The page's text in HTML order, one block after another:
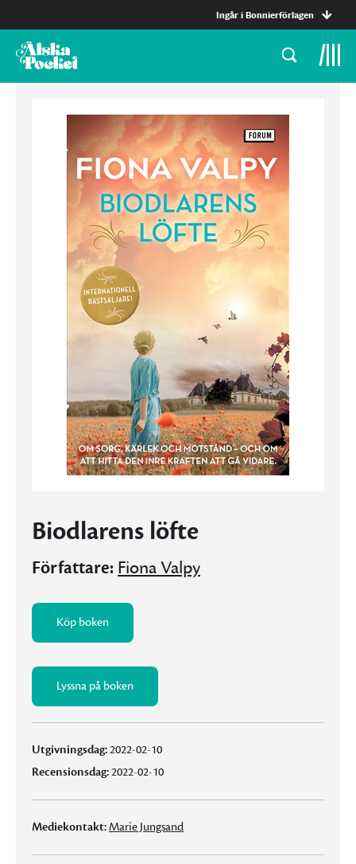
Ingår i Bonnierförlagen
Biodlarens löfte
Författare: Fiona Valpy
Köp boken
Lyssna på boken
Utgivningsdag:2022-02-10
Recensionsdag:2022-02-10
Mediekontakt:Marie Jungsand